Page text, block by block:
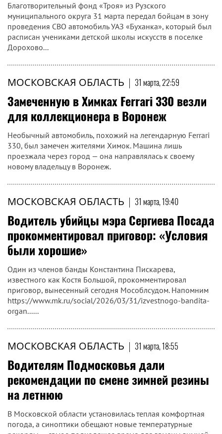
Благотворительный фонд «Троя» из Рузского
муниципального округа 31 марта передал бойцам в зону
проведения СВО автомобиль УАЗ «Буханка», который был
расписан учениками детской школы искусств в поселке
Дорохово...
МОСКОВСКАЯ ОБЛАСТЬ | 31 марта, 22:59
Замеченную в Химках Ferrari 330 везли
для коллекционера в Воронеж
Необычный автомобиль, похожий на легендарную Ferrari
330, был замечен жителями Химок. Машина лишь
проезжала через город — она направлялась к своему
новому владельцу в Воронеж.
МОСКОВСКАЯ ОБЛАСТЬ | 31 марта, 19:40
Водитель убийцы мэра Сергиева Посада
прокомментировал приговор: «Условия
были хорошие»
Один из членов банды Константина Пискарева,
известного как Костя Большой, прокомментировал
приговор, вынесенный сегодня Мособлсудом. Напомним
https://www.mk.ru/social/2026/03/31/izvestnogo-bandita-
organ......
МОСКОВСКАЯ ОБЛАСТЬ | 31 марта, 18:55
Водителям Подмосковья дали
рекомендации по смене зимней резины
на летнюю
В Московской области установилась теплая комфортная
погода, а синоптики обещают новые температурные